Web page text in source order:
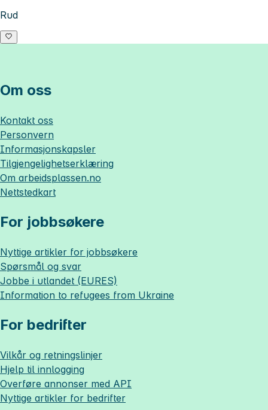
Rud
Om oss
Kontakt oss
Personvern
Informasjonskapsler
Tilgjengelighetserklæring
Om arbeidsplassen.no
Nettstedkart
For jobbsøkere
Nyttige artikler for jobbsøkere
Spørsmål og svar
Jobbe i utlandet (EURES)
Information to refugees from Ukraine
For bedrifter
Vilkår og retningslinjer
Hjelp til innlogging
Overføre annonser med API
Nyttige artikler for bedrifter